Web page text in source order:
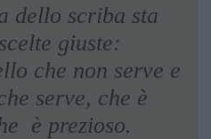
dello scriba sta
giuste:
che non serve e
serve, che è
è prezioso.